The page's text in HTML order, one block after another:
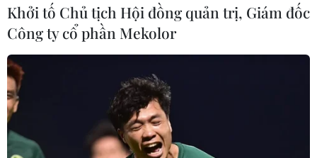
Khởi tố Chủ tịch Hội đồng quản trị, Giám đốc
Công ty cổ phần Mekolor